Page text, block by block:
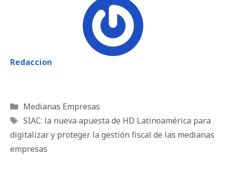
Redaccion
Categorías
Medianas Empresas
Etiquetas
SIAC: la nueva apuesta de HD Latinoamérica para
digitalizar y proteger la gestión fiscal de las medianas
empresas